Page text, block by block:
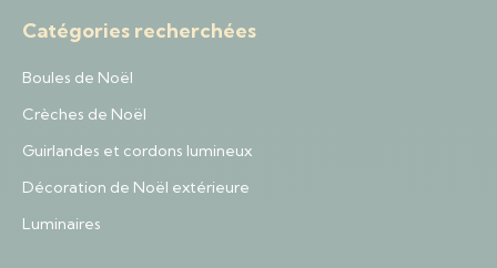
Catégories recherchées
Boules de Noël
Crèches de Noël
Guirlandes et cordons lumineux
Décoration de Noël extérieure
Luminaires